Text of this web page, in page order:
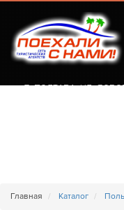
Г. ПОЛТАВА, УЛ.
Главная Каталог